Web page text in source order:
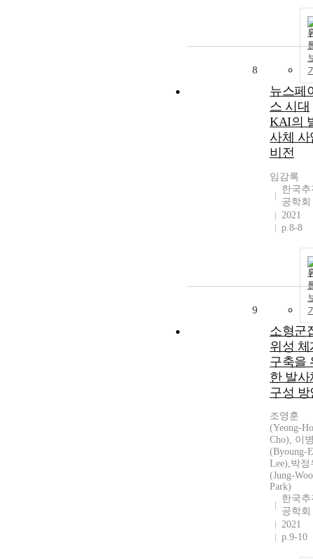
8
뉴스페
스 시대
KAI의
사체 사
비전
임감록
한국추
공학회
2021
p.8-8
9
소형군
위성 체
구축을
한 발사
구성 방
조영훈
(Yeong-
Cho), 이
(Byoung-
Lee),박정
(Jung-Woo
Park)
한국추
공학회
2021
p.9-10